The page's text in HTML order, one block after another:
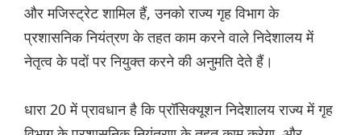
और मजिस्ट्रेट शामिल हैं, उनको राज्य गृह विभाग के
प्रशासनिक नियंत्रण के तहत काम करने वाले निदेशालय में
नेतृत्व के पदों पर नियुक्त करने की अनुमति देते हैं।
धारा 20 में प्रावधान है कि प्रॉसिक्यूशन निदेशालय राज्य में गृह